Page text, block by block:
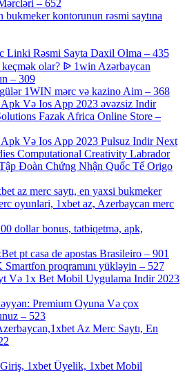
– 652
kontorunun rəsmi saytına
Linki Rəsmi Sayta Daxil Olma – 435
olar? ᐉ 1win Azərbaycan
– 309
1WIN mərc və kazino Aim – 368
Və Ios App 2023 əvəzsiz Indir
Fazak Africa Online Store –
Və Ios App 2023 Pulsuz Indir Next
Computational Creativity Labrador
Đoàn Chứng Nhận Quốc Tế Origo
az merc saytı, en yaxsi bukmeker
oyunlari, 1xbet az, Azerbaycan merc
dollar bonus, tətbiqetmə, apk,
pt casa de apostas Brasileiro – 901
proqramını yükləyin – 527
Və 1x Bet Mobil Uygulama Indir 2023
Premium Oyuna Və çox
– 523
Az Merc Saytı, En
1xbet Üyelik, 1xbet Mobil